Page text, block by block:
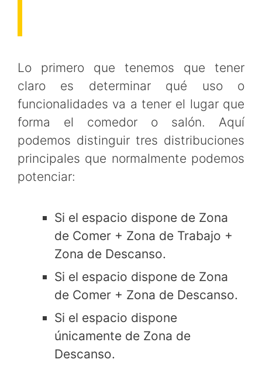
Lo primero que tenemos que tener
claro es determinar qué uso o
funcionalidades va a tener el lugar que
forma el comedor o salón. Aquí
podemos distinguir tres distribuciones
principales que normalmente podemos
potenciar:
Si el espacio dispone de Zona
de Comer + Zona de Trabajo +
Zona de Descanso.
Si el espacio dispone de Zona
de Comer + Zona de Descanso.
Si el espacio dispone
únicamente de Zona de
Descanso.